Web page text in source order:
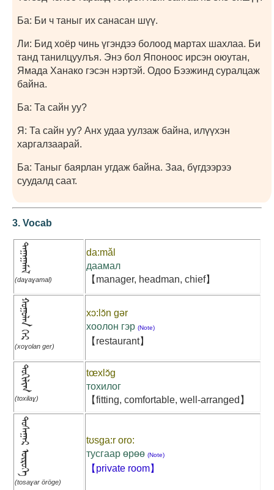
Ба: Би ч таныг их санасан шүү.
Ли: Бид хоёр чинь үгэндээ болоод мартах шахлаа. Би
танд танилцуулъя. Энэ бол Японоос ирсэн оюутан,
Ямада Ханако гэсэн нэртэй. Одоо Бээжинд суралцаж
байна.
Ба: Та сайн уу?
Я: Та сайн уу? Анх удаа уулзаж байна, илүүхэн
харгалзаарай.
Ба: Таныг баярлан угдаж байна. Заа, бүгдээрээ
суудалд саат.
3. Vocab
ᠳᠠᠭᠠᠭᠠᠮᠠᠯ
(daɣaɣamal)
da:mǎl
даамал
【manager, headman, chief】
ᠬᠣᠭᠣᠯᠠᠨ ᠭᠡᠷ
(xoɣolan ger)
xɔ:lɔ̌n gər
хоолон гэр (Note)
【restaurant】
ᠲᠣᠬᠢᠯᠢᠭ
(toxilaɣ)
tœxlɔ̌g
тохилог
【fitting, comfortable, well-arranged】
ᠲᠣᠰᠠᠭᠠᠷ ᠦᠷᠦᠭᠡ
(tosaɣar öröge)
tʊsga:r oro:
тусгаар өрөө (Note)
【private room】